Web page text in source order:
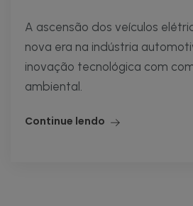
A ascensão dos veículos
nova era na indústria
inovação tecnológica com
ambiental.
Continue lendo